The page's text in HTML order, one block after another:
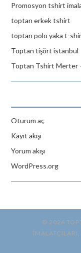
Promosyon tshirt
toptan erkek tshirt
toptan polo yaka t-
Toptan tişört istanbul
Toptan Tshirt Merter
Oturum aç
Kayıt akışı
Yorum akışı
WordPress.org
© 2026